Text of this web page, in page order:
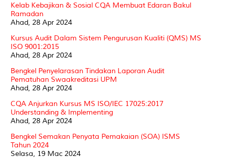
Kelab Kebajikan & Sosial CQA Membuat Edaran Bakul
Ramadan
Ahad, 28 Apr 2024
Kursus Audit Dalam Sistem Pengurusan Kualiti (QMS) MS
ISO 9001:2015
Ahad, 28 Apr 2024
Bengkel Penyelarasan Tindakan Laporan Audit
Pematuhan Swaakreditasi UPM
Ahad, 28 Apr 2024
CQA Anjurkan Kursus MS ISO/IEC 17025:2017
Understanding & Implementing
Ahad, 28 Apr 2024
Bengkel Semakan Penyata Pemakaian (SOA) ISMS
Tahun 2024
Selasa, 19 Mac 2024